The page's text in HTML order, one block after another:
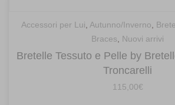
Accessori per Lui, Autunno/Inverno,
Braces, Nuovi arrivi
Bretelle Tessuto e Pelle by
Troncarelli
115,00€